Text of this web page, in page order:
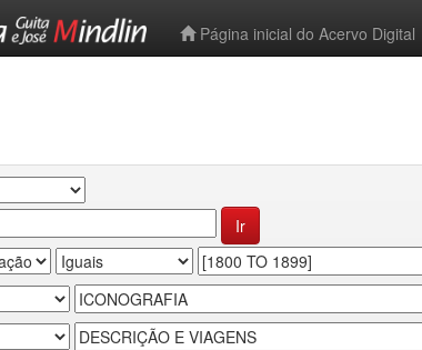
Página inicial do Acervo Digital